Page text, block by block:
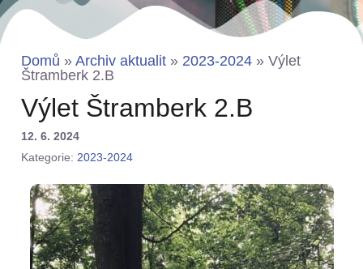
Domů » Archiv aktualit » 2023-2024 » Výlet
Štramberk 2.B
Výlet Štramberk 2.B
12. 6. 2024
Kategorie: 2023-2024